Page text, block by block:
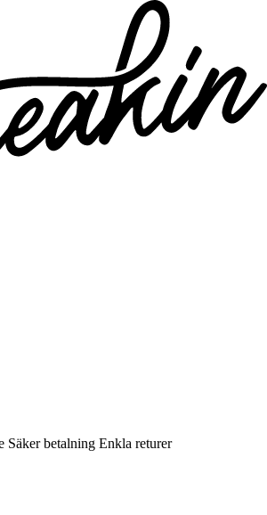
Säker betalning Enkla returer